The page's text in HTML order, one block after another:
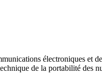
électroniques et
de la portabilité des